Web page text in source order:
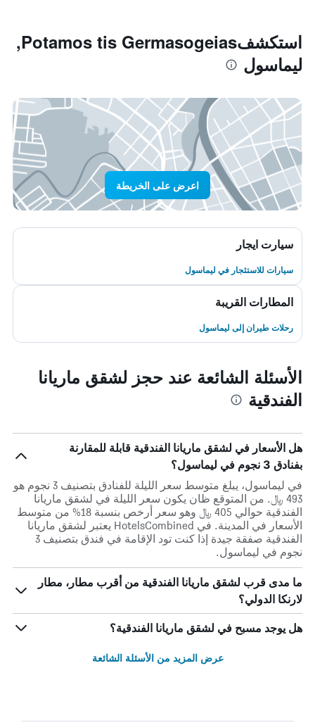
استكشفPotamos tis Germasogeias,
ليماسول
اعرض على الخريطة
سيارت ايجار
سيارات للاستئجار في ليماسول
المطارات القريبة
رحلات طيران إلى ليماسول
الأسئلة الشائعة عند حجز لشقق ماريانا
الفندقية
هل الأسعار في لشقق ماريانا الفندقية قابلة للمقارنة
بفنادق 3 نجوم في ليماسول؟
في ليماسول، يبلغ متوسط ​​سعر الليلة للفنادق بتصنيف 3 نجوم هو
493 ﷼. من المتوقع ظان يكون سعر الليلة في لشقق ماريانا
الفندقية حوالي 405 ﷼ وهو سعر أرخص بنسبة 18% من متوسط
الأسعار في المدينة. في HotelsCombined يعتبر لشقق ماريانا
الفندقية صفقة جيدة إذا كنت تود الإقامة في فندق بتصنيف 3
نجوم في ليماسول.
ما مدى قرب لشقق ماريانا الفندقية من أقرب مطار، مطار
لارنكا الدولي؟
هل يوجد مسبح في لشقق ماريانا الفندقية؟
عرض المزيد من الأسئلة الشائعة